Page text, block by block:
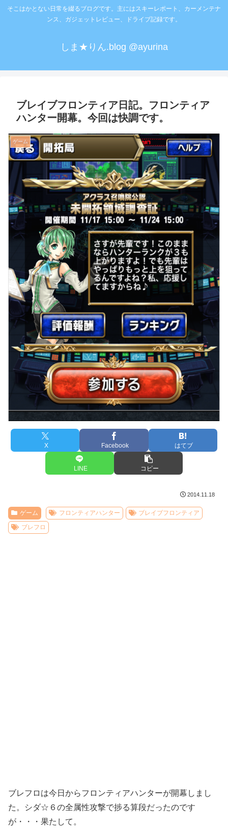
そこはかとない日常を綴るブログです。主にはスキーレポート、カーメンテナ
ンス、ガジェットレビュー、ドライブ記録です。
しま★りん.blog @ayurina
ブレイブフロンティア日記。フロンティア
ハンター開幕。今回は快調です。
ゲーム
X Facebook はてブ
LINE コピー
2014.11.18
ゲーム フロンティアハンター
ブレイブフロンティア
ブレフロ
ブレフロは今日からフロンティアハンターが開幕しまし
た。シダ☆６の全属性攻撃で捗る算段だったのです
が・・・果たして。